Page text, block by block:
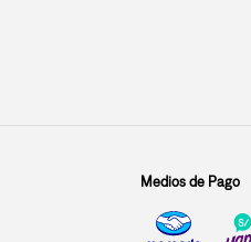
Medios de Pago